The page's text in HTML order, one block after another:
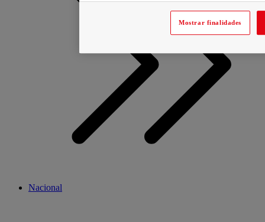
Nacional
Mostrar finalidades